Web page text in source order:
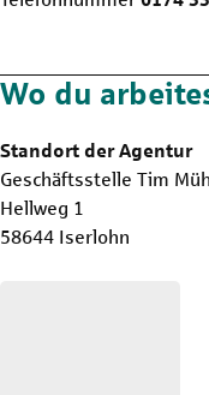
Wo du
Standort der Agentur
Geschäftsstelle Tim
Hellweg 1
58644 Iserlohn